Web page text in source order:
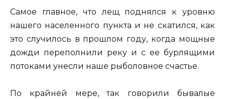
Самое главное, что лещ поднялся к уровню
нашего населенного пункта и не скатился, как
это случилось в прошлом году, когда мощные
дожди переполнили реку и с ее бурлящими
потоками унесли наше рыболовное счастье.
По крайней мере, так говорили бывалые